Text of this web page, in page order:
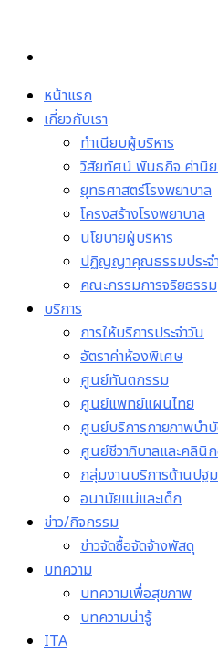
content
หน้าแรก
เกี่ยวกับเรา
ทำเนียบผู้บริหาร
วิสัยทัศน์ พันธกิจ ค่านิ
ยุทธศาสตร์โรงพยาบาล
โครงสร้างโรงพยาบาล
นโยบายผู้บริหาร
ปฏิญญาคุณธรรมประจำ
คณะกรรมการจริยธรรม
บริการ
การให้บริการประจำวัน
อัตราค่าห้องพิเศษ
ศูนย์ทันตกรรม
ศูนย์แพทย์แผนไทย
ศูนย์บริการกายภาพบำ
ศูนย์ชีวาภิบาลและคลิ
กลุ่มงานบริการด้านปฐ
อนามัยแม่และเด็ก
ข่าว/กิจกรรม
ข่าวจัดซื้อจัดจ้างพัสดุ
บทความ
บทความเพื่อสุขภาพ
บทความน่ารู้
ITA